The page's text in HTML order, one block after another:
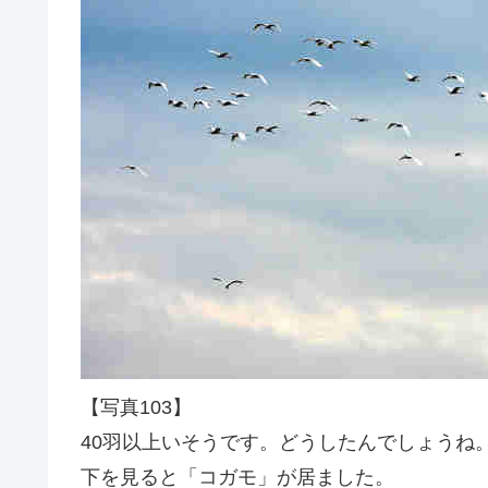
【写真103】
40羽以上いそうです。どうしたんでしょうね
下を見ると「コガモ」が居ました。